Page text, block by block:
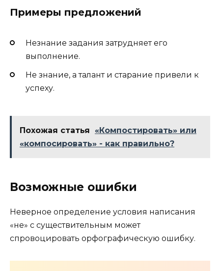
Примеры предложений
Незнание задания затрудняет его
выполнение.
Не знание, а талант и старание привели к
успеху.
Похожая статья
«Компостировать» или
«компосировать» - как правильно?
Возможные ошибки
Неверное определение условия написания
«не» с существительным может
спровоцировать орфографическую ошибку.